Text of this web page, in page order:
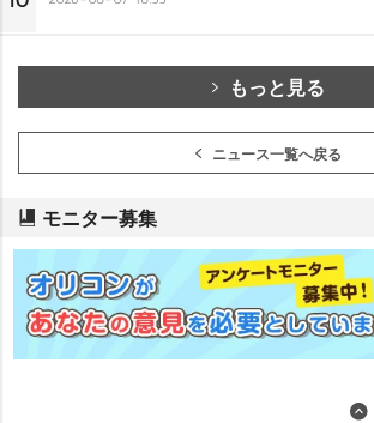
もっと見る
ニュース一覧へ戻る
モニター募集